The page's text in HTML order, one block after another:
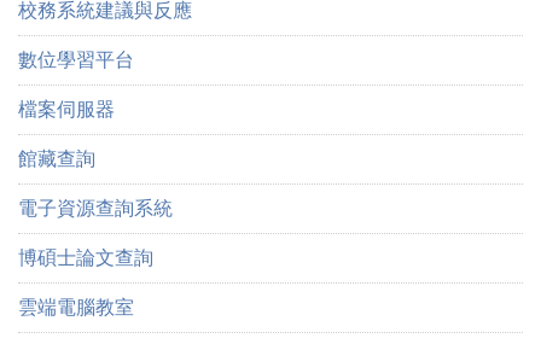
校務系統建議與反應
數位學習平台
檔案伺服器
館藏查詢
電子資源查詢系統
博碩士論文查詢
雲端電腦教室